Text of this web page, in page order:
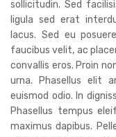
sollicitudin. Sed
ligula sed erat
lacus. Sed eu
faucibus velit, ac
convallis eros. Proin
urna. Phasellus elit
euismod odio. In
Phasellus tempus
maximus dapibus.